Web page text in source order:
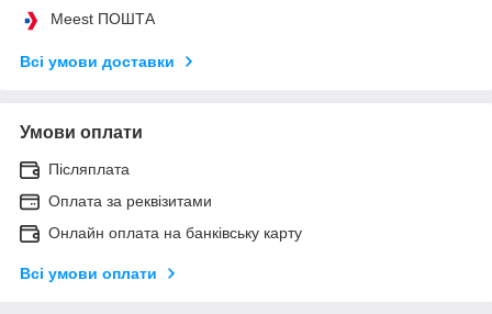
Meest ПОШТА
Всі умови доставки
Умови оплати
Післяплата
Оплата за реквізитами
Онлайн оплата на банківську карту
Всі умови оплати